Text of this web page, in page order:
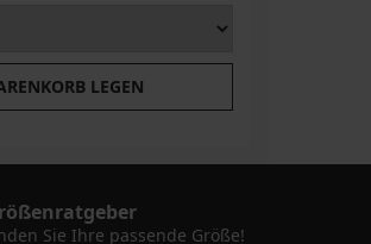
LEGEN
Sie Ihre passende Größe!